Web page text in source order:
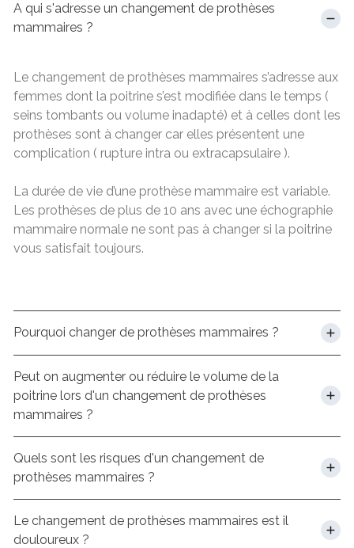
A qui s'adresse un changement de prothèses
mammaires ?
Le changement de prothèses mammaires s’adresse aux
femmes dont la poitrine s’est modifiée dans le temps (
seins tombants ou volume inadapté) et à celles dont les
prothèses sont à changer car elles présentent une
complication ( rupture intra ou extracapsulaire ).
La durée de vie d’une prothèse mammaire est variable.
Les prothèses de plus de 10 ans avec une échographie
mammaire normale ne sont pas à changer si la poitrine
vous satisfait toujours.
Pourquoi changer de prothèses mammaires ?
Peut on augmenter ou réduire le volume de la
poitrine lors d'un changement de prothèses
mammaires ?
Quels sont les risques d'un changement de
prothèses mammaires ?
Le changement de prothèses mammaires est il
douloureux ?